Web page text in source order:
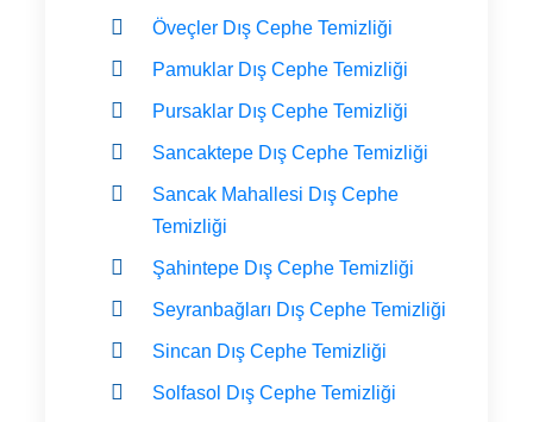
Öveçler Dış Cephe Temizliği
Pamuklar Dış Cephe Temizliği
Pursaklar Dış Cephe Temizliği
Sancaktepe Dış Cephe Temizliği
Sancak Mahallesi Dış Cephe
Temizliği
Şahintepe Dış Cephe Temizliği
Seyranbağları Dış Cephe Temizliği
Sincan Dış Cephe Temizliği
Solfasol Dış Cephe Temizliği